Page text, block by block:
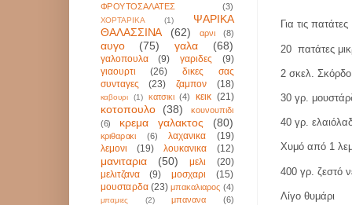
Για τις πατάτες
20 πατάτες
2 σκελ.
30 γρ.
40 γρ.
Χυμό από 1
400 γρ. ζεστό
Λίγο θυμάρι
ΦΡΟΥΤΟΣΑΛΑΤΕΣ (3)
ΧΟΡΤΑΡΙΚΑ (1)
ΨΑΡΙΚΑ
ΘΑΛΑΣΣΙΝΑ
(62) αρνι (8)
αυγο (75) γαλα (68)
γαλοπουλα (9) γαριδες
(9)
γιαουρτι
(26)
δικες σας
συνταγες
(23) ζαμπον (18)
καβουρι (1) κατσικι (4) κεικ (21)
κοτοπουλο (38)
κουνουπιδι
(6)
κρεμα γαλακτος (80)
κριθαρακι (6) λαχανικα
(19)
λεμονι
(19) λουκανικα (12)
μανιταρια (50) μελι
(20)
μελιτζανα
(9) μοσχαρι
(15)
μουσταρδα (23) μπακαλιαρος (4)
μπαμιες (2) μπανανα (6)